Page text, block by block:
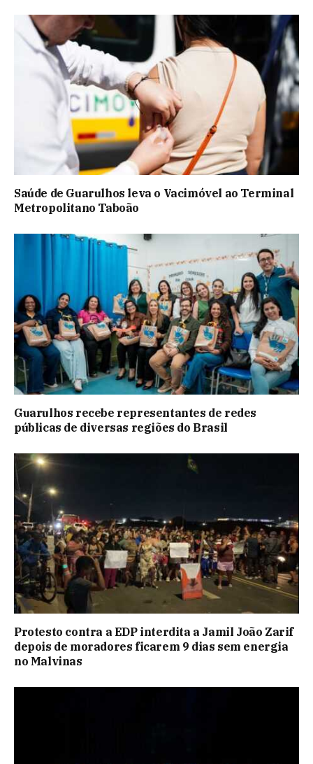
Saúde de Guarulhos leva o Vacimóvel ao Terminal
Metropolitano Taboão
Guarulhos recebe representantes de redes
públicas de diversas regiões do Brasil
Protesto contra a EDP interdita a Jamil João Zarif
depois de moradores ficarem 9 dias sem energia
no Malvinas